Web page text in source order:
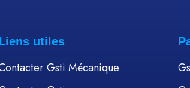
utiles
Gsti Mécanique